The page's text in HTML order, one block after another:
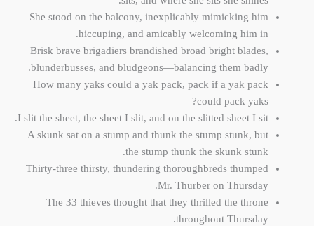
She stood on the balcony, inexplicably mimicking him
hiccuping, and amicably welcoming him in.
Brisk brave brigadiers brandished broad bright blades,
blunderbusses, and bludgeons—balancing them badly.
How many yaks could a yak pack, pack if a yak pack
could pack yaks?
I slit the sheet, the sheet I slit, and on the slitted sheet I sit.
A skunk sat on a stump and thunk the stump stunk, but
the stump thunk the skunk stunk.
Thirty-three thirsty, thundering thoroughbreds thumped
Mr. Thurber on Thursday.
The 33 thieves thought that they thrilled the throne
throughout Thursday.